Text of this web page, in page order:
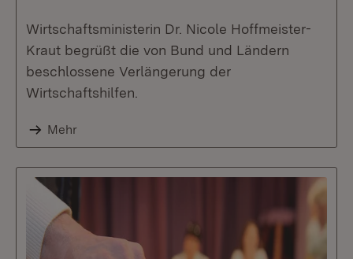
Wirtschaftsministerin Dr. Nicole Hoffmeister-
Kraut begrüßt die von Bund und Ländern
beschlossene Verlängerung der
Wirtschaftshilfen.
Mehr